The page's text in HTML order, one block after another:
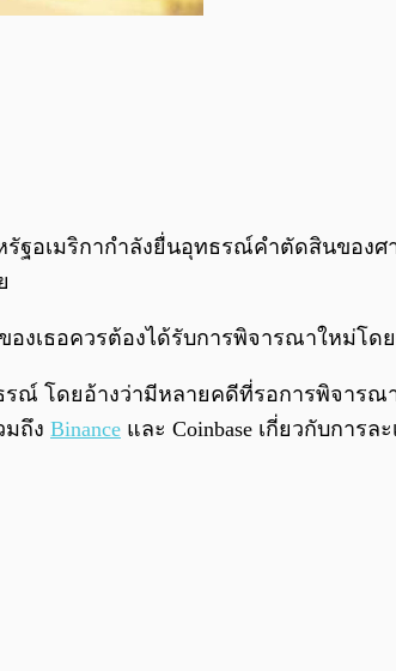
อเมริกากำลังยื่นอุทธรณ์คำตัดสินของศ
องเธอควรต้องได้รับการพิจารณาใหม่โ
ณ์ โดยอ้างว่ามีหลายคดีที่รอการพิจาร
มถึง Binance และ Coinbase เกี่ยวกับการล